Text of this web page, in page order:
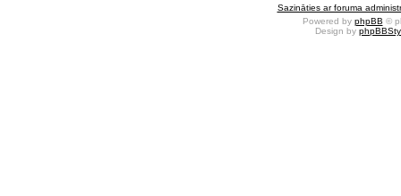
Sazināties ar foruma
Powered by phpBB ©
Design by